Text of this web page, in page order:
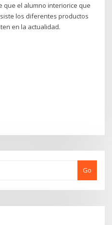
que el alumno interiorice que
los diferentes productos
en la actualidad.
Go